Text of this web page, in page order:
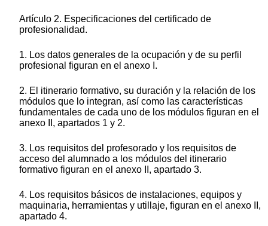
Artículo 2. Especificaciones del certificado de
profesionalidad.
1. Los datos generales de la ocupación y de su perfil
profesional figuran en el anexo I.
2. El itinerario formativo, su duración y la relación de los
módulos que lo integran, así como las características
fundamentales de cada uno de los módulos figuran en el
anexo II, apartados 1 y 2.
3. Los requisitos del profesorado y los requisitos de
acceso del alumnado a los módulos del itinerario
formativo figuran en el anexo II, apartado 3.
4. Los requisitos básicos de instalaciones, equipos y
maquinaria, herramientas y utillaje, figuran en el anexo II,
apartado 4.